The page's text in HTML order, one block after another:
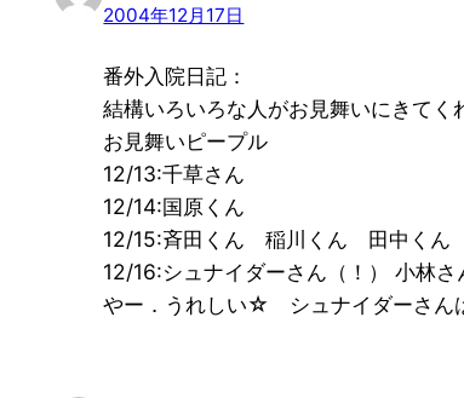
2004年12月17日
番外入院日記：
結構いろいろな人がお見舞いにきてく
お見舞いピープル
12/13:千草さん
12/14:国原くん
12/15:斉田くん 稲川くん 田中くん
12/16:シュナイダーさん（！） 小林
やー．うれしい☆ シュナイダーさん